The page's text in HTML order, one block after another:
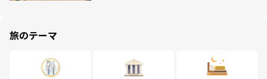
旅のテーマ